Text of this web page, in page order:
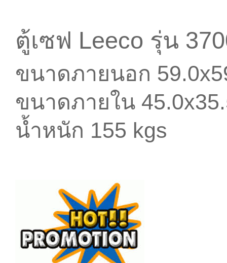
ตู้เซฟ Leeco รุ่น
ขนาดภายนอก
ขนาดภายใน
น้ำหนัก 155 kgs